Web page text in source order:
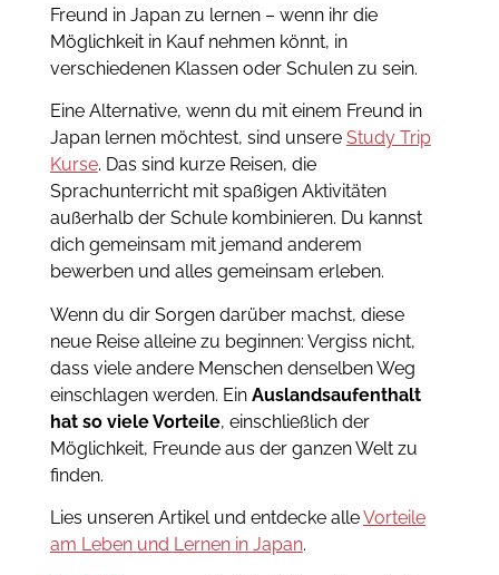
Freund in Japan zu lernen – wenn ihr die
Möglichkeit in Kauf nehmen könnt, in
verschiedenen Klassen oder Schulen zu sein.
Eine Alternative, wenn du mit einem Freund in
Japan lernen möchtest, sind unsere Study Trip
Kurse. Das sind kurze Reisen, die
Sprachunterricht mit spaßigen Aktivitäten
außerhalb der Schule kombinieren. Du kannst
dich gemeinsam mit jemand anderem
bewerben und alles gemeinsam erleben.
Wenn du dir Sorgen darüber machst, diese
neue Reise alleine zu beginnen: Vergiss nicht,
dass viele andere Menschen denselben Weg
einschlagen werden. Ein Auslandsaufenthalt
hat so viele Vorteile, einschließlich der
Möglichkeit, Freunde aus der ganzen Welt zu
finden.
Lies unseren Artikel und entdecke alleVorteile
am Leben und Lernen in Japan.